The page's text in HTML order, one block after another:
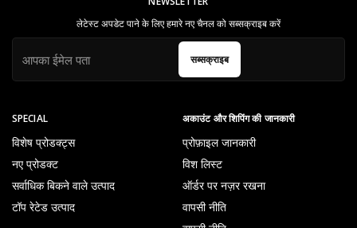
SPECIAL
विशेष प्रोडक्ट्स
नए प्रोडक्ट
सर्वाधिक बिकने वाले उत्पाद
टॉप रेटेड उत्पाद
अकाउंट और शिपिंग की जानकारी
प्रोफ़ाइल जानकारी
विश लिस्ट
ऑर्डर पर नज़र रखना
वापसी नीति
लेटेस्ट अपडेट पाने के लिए हमारे नए चैनल को सब्सक्राइब करें
सब्सक्राइब